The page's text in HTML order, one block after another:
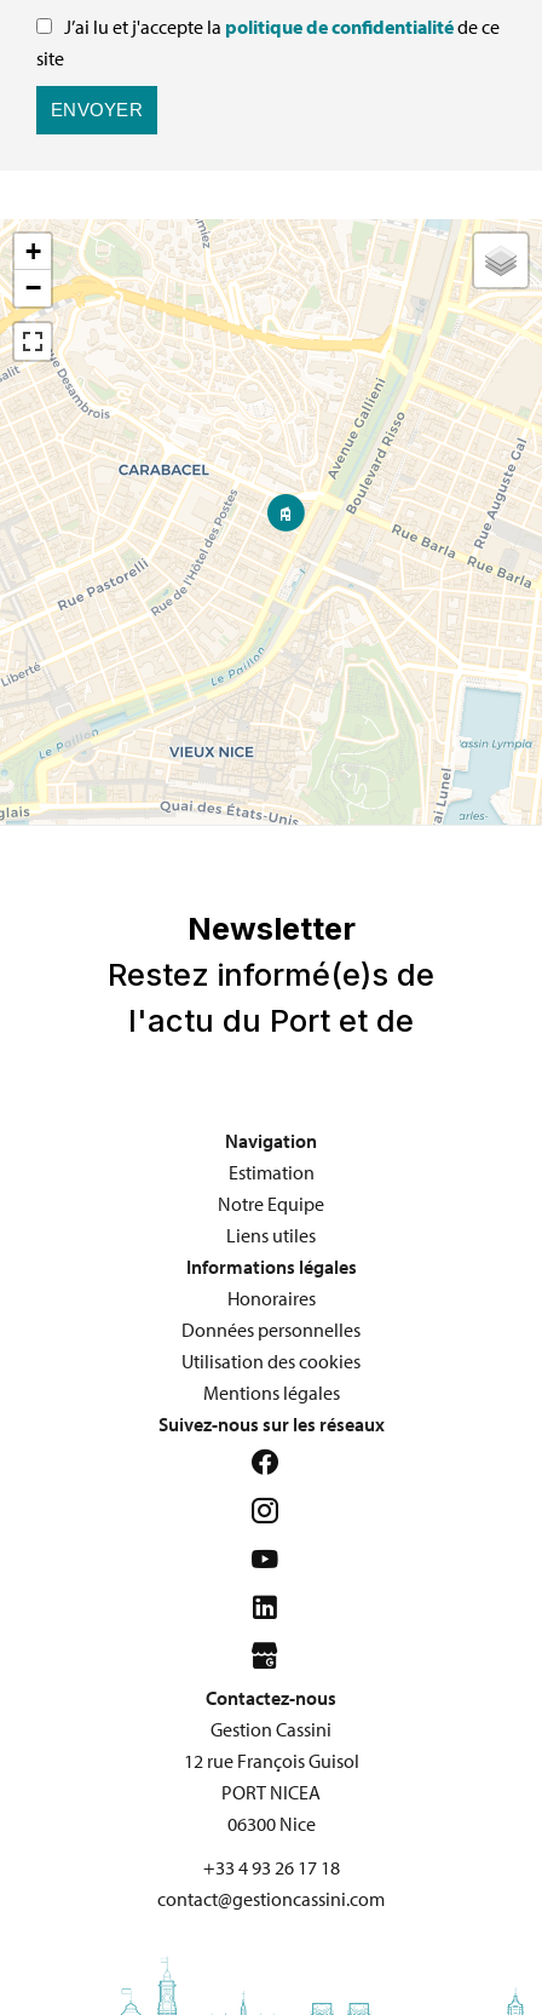
J’ai lu et j'accepte la politique de confidentialitéde ce
site
ENVOYER
+
−
Navigation
Estimation
Notre Equipe
Liens utiles
Informations légales
Honoraires
Données personnelles
Utilisation des cookies
Mentions légales
Suivez-nous sur les réseaux
Contactez-nous
Gestion Cassini
12 rue François Guisol
PORT NICEA
06300Nice
+33 4 93 26 17 18
contact@gestioncassini.com